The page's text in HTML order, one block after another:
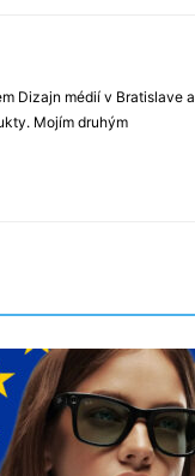
Dizajn médií v Bratislave a
Mojím druhým